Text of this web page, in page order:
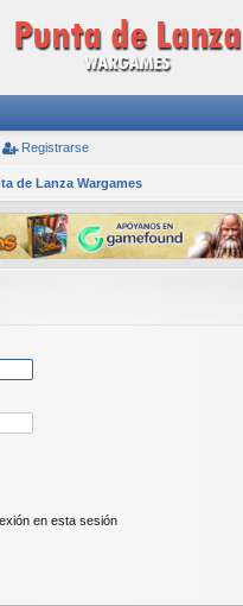
Registrarse
de Lanza Wargames
en esta sesión